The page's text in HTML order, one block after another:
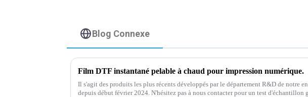
Blog Connexe
Film DTF instantané pelable à chaud pour impression numérique.
Il s'agit des produits les plus récents développés par le département R&D de notre
depuis début février 2024. N'hésitez pas à nous contacter pour un test d'échantillon